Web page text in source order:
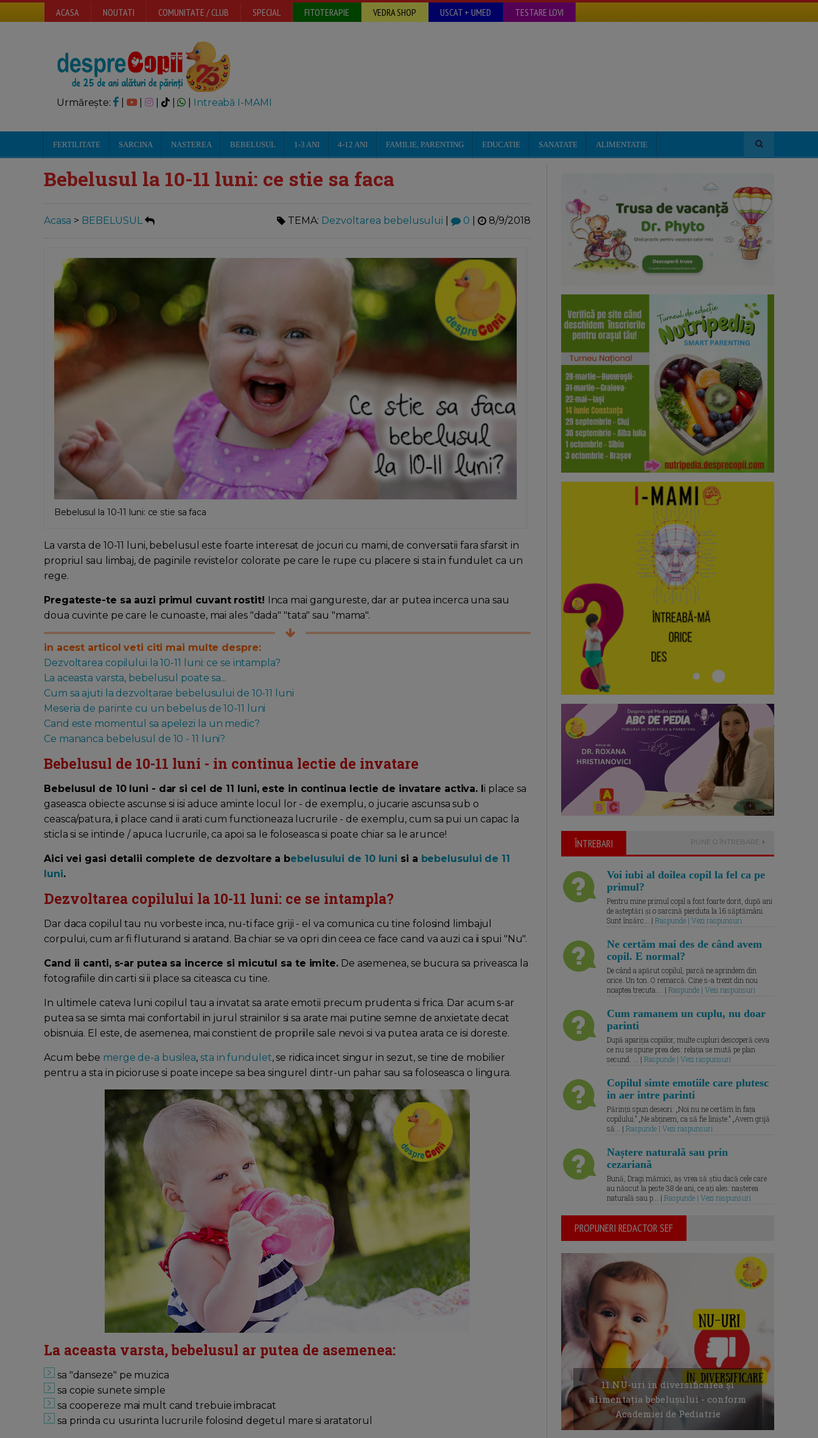
ACASA NOUTATI COMUNITATE / CLUB SPECIAL FITOTERAPIE VEDRA SHOP USCAT + UMED TESTARE LOVI
Urmărește: | | Intreabă I-MAMI
FERTILITATE SARCINA NASTEREA BEBELUSUL 1-3 ANI 4-12 ANI FAMILIE, PARENTING EDUCATIE SANATATE ALIMENTATIE
Bebelusul la 10-11 luni: ce stie sa faca
Acasa > BEBELUSUL TEMA: Dezvoltarea bebelusului 0 8/9/2018
Bebelusul la 10-11 luni: ce stie sa faca
La varsta de 10-11 luni, bebelusul este foarte interesat de jocuri cu mami, de conversatii fara sfarsit in
propriul sau limbaj, de paginile revistelor colorate pe care le rupe cu placere si sta in fundulet ca un
rege.
Pregateste-te sa auzi primul cuvant rostit! Inca mai gangureste, dar ar putea incerca una sau
doua cuvinte pe care le cunoaste, mai ales "dada" "tata" sau "mama".
in acest articol veti citi mai multe despre:
Dezvoltarea copilului la 10-11 luni: ce se intampla?
La aceasta varsta, bebelusul poate sa...
Cum sa ajuti la dezvoltarae bebelusului de 10-11 luni
Meseria de parinte cu un bebelus de 10-11 luni
Cand este momentul sa apelezi la un medic?
Ce mananca bebelusul de 10 - 11 luni?
Bebelusul de 10-11 luni - in continua lectie de invatare
Bebelusul de 10 luni - dar si cel de 11 luni, este in continua lectie de invatare activa. Ii place sa
gaseasca obiecte ascunse si isi aduce aminte locul lor - de exemplu, o jucarie ascunsa sub o
ceasca/patura, ii place cand ii arati cum functioneaza lucrurile - de exemplu, cum sa pui un capac la
sticla si se intinde / apuca lucrurile, ca apoi sa le foloseasca si poate chiar sa le arunce!
Aici vei gasi detalii complete de dezvoltare a bebelusului de 10 luni si a bebelusului de 11
luni.
Dezvoltarea copilului la 10-11 luni: ce se intampla?
Dar daca copilul tau nu vorbeste inca, nu-ti face griji - el va comunica cu tine folosind limbajul
corpului, cum ar fi fluturand si aratand. Ba chiar se va opri din ceea ce face cand va auzi ca ii spui "Nu".
Cand ii canti, s-ar putea sa incerce si micutul sa te imite. De asemenea, se bucura sa priveasca la
fotografiile din carti si ii place sa citeasca cu tine.
In ultimele cateva luni copilul tau a invatat sa arate emotii precum prudenta si frica. Dar acum s-ar
putea sa se simta mai confortabil in jurul strainilor si sa arate mai putine semne de anxietate decat
obisnuia. El este, de asemenea, mai constient de propriile sale nevoi si va putea arata ce isi doreste.
Acum bebe merge de-a busilea,sta in fundulet, se ridica incet singur in sezut, se tine de mobilier
pentru a sta in picioruse si poate incepe sa bea singurel dintr-un pahar sau sa foloseasca o lingura.
La aceasta varsta, bebelusul ar putea de asemenea:
sa "danseze" pe muzica
sa copie sunete simple
sa coopereze mai mult cand trebuie imbracat
sa prinda cu usurinta lucrurile folosind degetul mare si aratatorul
ÎNTREBARI PUNE O ÎNTREBARE
Voi iubi al doilea copil la fel ca pe
primul?
Pentru mine primul copil a fost foarte dorit, după ani
de așteptări și o sarcină pierduta la 16 săptămâni.
Sunt însărc... | Raspunde | Vezi raspunsuri
Ne certăm mai des de când avem
copil. E normal?
De când a apărut copilul, parcă ne aprindem din
orice. Un ton. O remarcă. Cine s-a trezit din nou
noaptea trecuta.... | Raspunde | Vezi raspunsuri
Cum ramanem un cuplu, nu doar
parinti
După apariția copiilor, multe cupluri descoperă ceva
ce nu se spune prea des: relația se mută pe plan
secund. ... | Raspunde | Vezi raspunsuri
Copilul simte emotiile care plutesc
in aer intre parinti
Părinții spun deseori: „Noi nu ne certăm în fața
copilului.” „Ne abținem, ca să fie liniște.” „Avem grijă
să... | Raspunde | Vezi raspunsuri
Naștere naturală sau prin
cezariană
Bună, Dragi mămici, aș vrea să știu dacă cele care
au născut la peste 38 de ani, ce ați ales: nașterea
naturală sau p... | Raspunde | Vezi raspunsuri
PROPUNERI REDACTOR SEF
11 NU-uri in diversificarea și
alimentația bebelușului - conform
Academiei de Pediatrie